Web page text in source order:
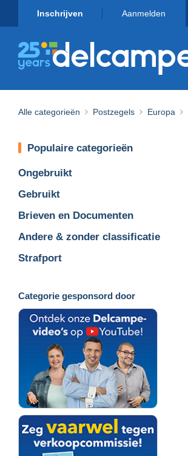
Inschrijven Aanmelden
Alle categorieën Postzegels Europa
Populaire categorieën
Ongebruikt
Gebruikt
Brieven en Documenten
Andere & zonder classificatie
Strafport
Categorie gesponsord door